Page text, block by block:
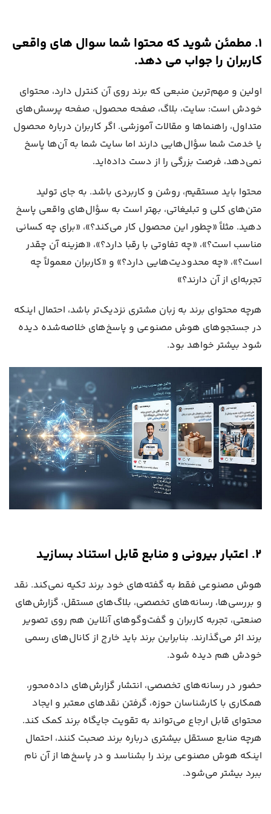
۱. مطمئن شوید که محتوا شما سوال های واقعی
کاربران را جواب می دهد.
اولین و مهم‌ترین منبعی که برند روی آن کنترل دارد، محتوای
خودش است: سایت، بلاگ، صفحه محصول، صفحه پرسش‌های
متداول، راهنماها و مقالات آموزشی. اگر کاربران درباره محصول
یا خدمت شما سؤال‌هایی دارند اما سایت شما به آن‌ها پاسخ
نمی‌دهد، فرصت بزرگی را از دست داده‌اید.
محتوا باید مستقیم، روشن و کاربردی باشد. به جای تولید
متن‌های کلی و تبلیغاتی، بهتر است به سؤال‌های واقعی پاسخ
دهید. مثلاً «چطور این محصول کار می‌کند؟»، «برای چه کسانی
مناسب است؟»، «چه تفاوتی با رقبا دارد؟»، «هزینه آن چقدر
است؟»، «چه محدودیت‌هایی دارد؟» و «کاربران معمولاً چه
تجربه‌ای از آن دارند؟»
هرچه محتوای برند به زبان مشتری نزدیک‌تر باشد، احتمال اینکه
در جستجوهای هوش مصنوعی و پاسخ‌های خلاصه‌شده دیده
شود بیشتر خواهد بود.
۲. اعتبار بیرونی و منابع قابل استناد بسازید
هوش مصنوعی فقط به گفته‌های خود برند تکیه نمی‌کند. نقد
و بررسی‌ها، رسانه‌های تخصصی، بلاگ‌های مستقل، گزارش‌های
صنعتی، تجربه کاربران و گفت‌وگوهای آنلاین هم روی تصویر
برند اثر می‌گذارند. بنابراین برند باید خارج از کانال‌های رسمی
خودش هم دیده شود.
حضور در رسانه‌های تخصصی، انتشار گزارش‌های داده‌محور،
همکاری با کارشناسان حوزه، گرفتن نقدهای معتبر و ایجاد
محتوای قابل ارجاع می‌تواند به تقویت جایگاه برند کمک کند.
هرچه منابع مستقل بیشتری درباره برند صحبت کنند، احتمال
اینکه هوش مصنوعی برند را بشناسد و در پاسخ‌ها از آن نام
ببرد بیشتر می‌شود.